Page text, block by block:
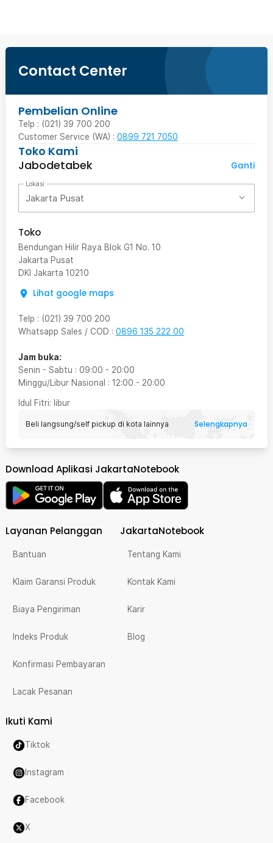
Contact Center
Pembelian Online
Telp : (021) 39 700 200
Customer Service (WA) : 0899 721 7050
Toko Kami
Jabodetabek
Ganti
Lokasi
Jakarta Pusat
Toko
Bendungan Hilir Raya Blok G1 No. 10
Jakarta Pusat
DKI Jakarta 10210
Lihat google maps
Telp : (021) 39 700 200
Whatsapp Sales / COD : 0896 135 222 00
Jam buka:
Senin - Sabtu : 09:00 - 20:00
Minggu/Libur Nasional : 12:00 - 20:00
Idul Fitri: libur
Beli langsung/self pickup di kota lainnya Selengkapnya
Download Aplikasi JakartaNotebook
Layanan Pelanggan
Bantuan
Klaim Garansi Produk
Biaya Pengiriman
Indeks Produk
Konfirmasi Pembayaran
Lacak Pesanan
JakartaNotebook
Tentang Kami
Kontak Kami
Karir
Blog
Ikuti Kami
Tiktok
Instagram
Facebook
X